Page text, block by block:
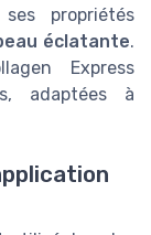
propriétés
éclatante.
Express
adaptées à